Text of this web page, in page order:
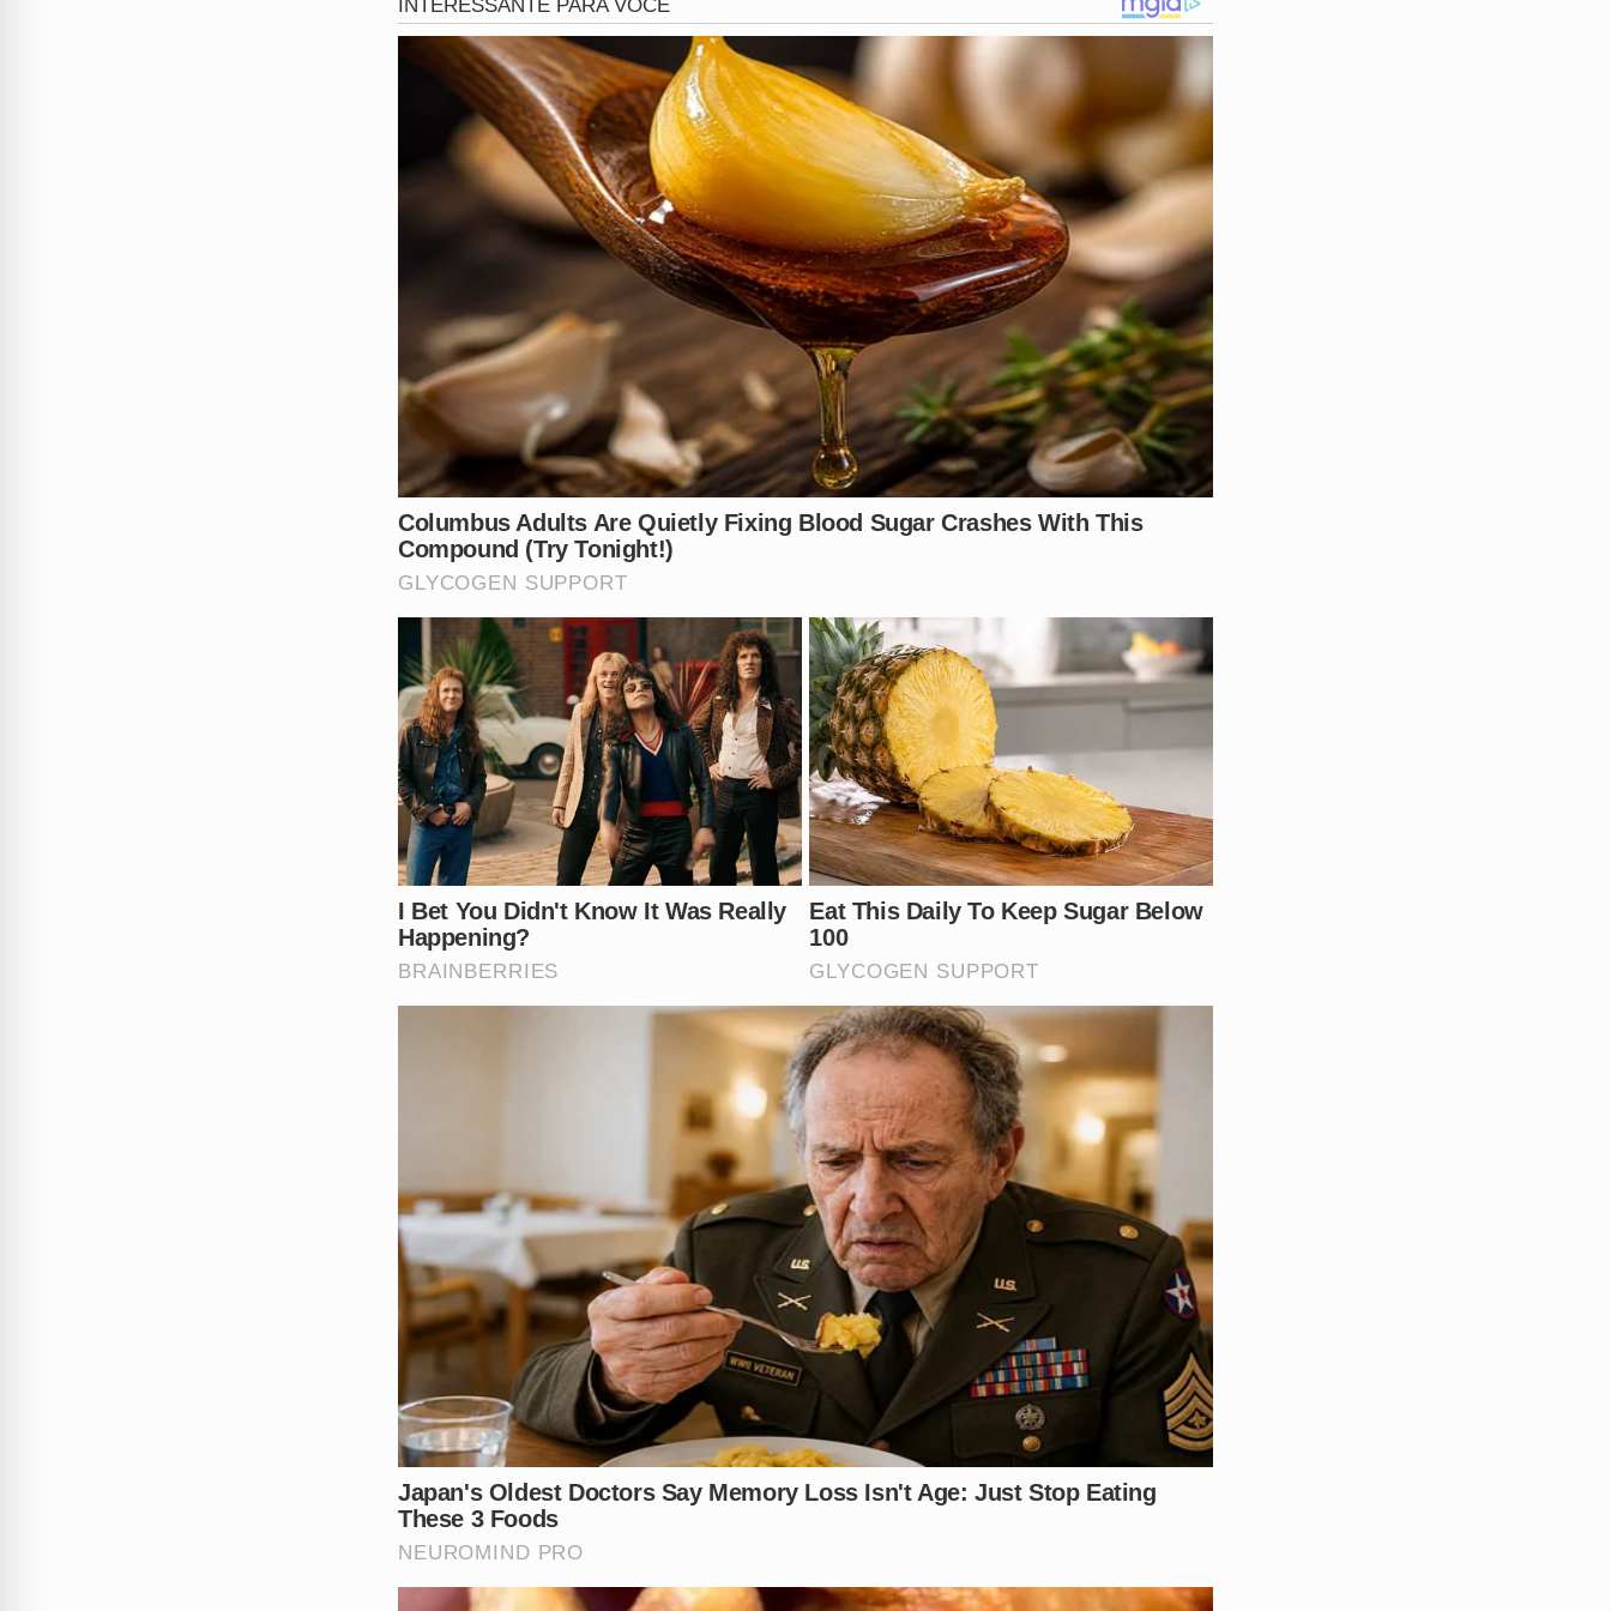
A apresentadoraAngélicatambém fez questão de se posicionar publicamente através de suas redes sociais,
demonstrando total solidariedade àVirginia. A apresentadora descreveu o constrangimento como lamentável e
reforçou a necessidade de maior empatia entre as pessoas, independentemente de fama ou status social. Para
, ver uma mulher sendo acuada e xingada diante de uma multidão é um retrocesso civilizatório que não
A situação ganhou ainda mais peso quando o próprio Vini Jr., pivô indireto da confusão, se manifestou em apoio à
sua ex-companheira. O jogador pediu publicamente que os torcedores mantivessem o respeito e cessassem as
hostilidades, reforçando que o futebol não deve ser usado como escudo para ataques pessoais. O gesto do atleta foi
visto como uma tentativa necessária de frear a agressividade desmedida que tomou conta das arquibancadas naquele
Virginia Fonsecalevanta um debate urgente sobre o limite entre a paixão pelo esporte e o crime de
assédio moral. Especialistas e internautas agora discutem como o ambiente dos estádios pode se tornar tóxico para
figuras públicas, transformando um momento de lazer em um trauma psicológico. O apoio de grandes nomes da
televisão, comoHuck e Angélica, serve como um alerta para que esse tipo de comportamento não seja mais
tolerado em grandes arenas.
O silêncio de parte das autoridades sobre o caso também tem sido alvo de críticas por parte de seguidores da
influenciadora. Enquanto o vídeo dos xingamentos continua circulando intensamente nas plataformas digitais, a
comunidade se divide entre o choque e a indignação, esperando que medidas mais severas sejam tomadas para
garantir que cenas como as do
Maracanãnão voltem a se repetir com nenhuma outra pessoa no futuro.
Até que ponto o comportamento da torcida é aceitável em um estádio? Deixe sua opinião nos comentários sobre a
atitude de Luciano Huck e Angélica.